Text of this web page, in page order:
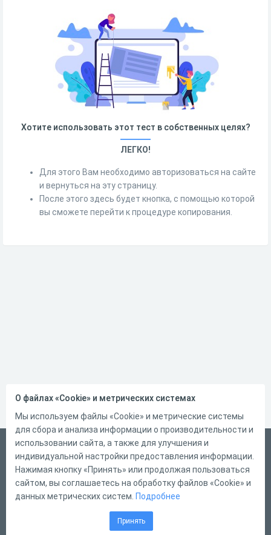
Хотите использовать этот тест в собственных целях?
ЛЕГКО!
Для этого Вам необходимо авторизоваться на сайте
и вернуться на эту страницу.
После этого здесь будет кнопка, с помощью которой
вы сможете перейти к процедуре копирования.
Русский
Справка
Форма обратной связи
О файлах «Cookie» и метрических системах
Мы используем файлы «Cookie» и метрические системы
для сбора и анализа информации о производительности и
использовании сайта, а также для улучшения и
индивидуальной настройки предоставления информации.
Нажимая кнопку «Принять» или продолжая пользоваться
сайтом, вы соглашаетесь на обработку файлов «Cookie» и
данных метрических систем. Подробнее
Принять